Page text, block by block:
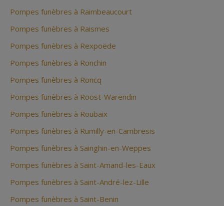
Pompes funèbres à Raimbeaucourt
Pompes funèbres à Raismes
Pompes funèbres à Rexpoëde
Pompes funèbres à Ronchin
Pompes funèbres à Roncq
Pompes funèbres à Roost-Warendin
Pompes funèbres à Roubaix
Pompes funèbres à Rumilly-en-Cambresis
Pompes funèbres à Sainghin-en-Weppes
Pompes funèbres à Saint-Amand-les-Eaux
Pompes funèbres à Saint-André-lez-Lille
Pompes funèbres à Saint-Benin